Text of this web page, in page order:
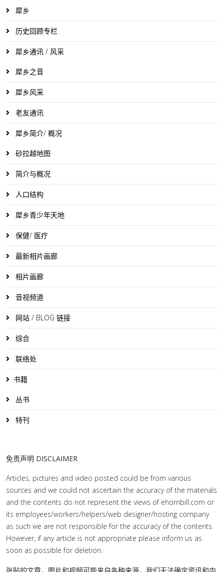
犀乡
历史回顾专栏
犀乡通讯 / 风采
犀乡之音
犀乡风采
老友通讯
犀乡简介/ 概况
砂拉越地图
简介与概况
人口结构
犀乡青少年天地
保健/ 医疗
最新相片画廊
相片画廊
音视频道
网站 / BLOG 链接
综合
联络处
书籍
丛书
特刊
免责声明 DISCLAIMER
Articles, pictures and video posted could be from various
sources and we could not ascertain the accuracy of the materials
and the contents do not represent the views of ehornbill.com or
its employees/workers/helpers/web designer/hosting company
as such we are not responsible for the accuracy of the contents.
However, if any article is not appropriate please inform us as
soon as possible for deletion.